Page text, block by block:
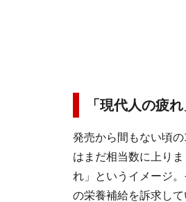
「現代人の疲
発売から間もない頃
はまだ相当数に上り
れ」というイメージ
の栄養補給を訴求し